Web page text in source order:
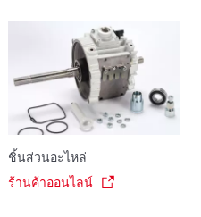
ชิ้นส่วนอะไหล่
ร้านค้าออนไลน์